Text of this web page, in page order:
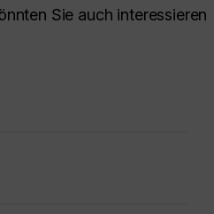
Sie auch interessieren